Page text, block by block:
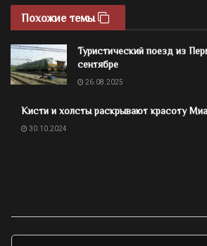
Похожие темы
Туристический поезд из
сентябре
26.08.2025
Кисти и холсты раскрывают красоту
30.10.2024